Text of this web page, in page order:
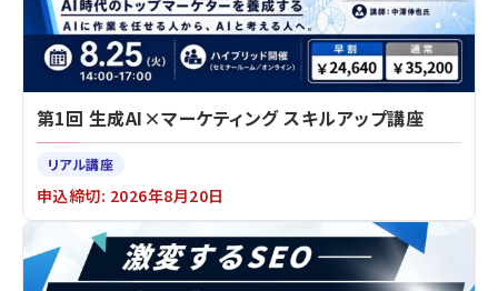
第1回 生成AI×マーケティング スキルアップ講座
リアル講座
申込締切: 2026年8月20日